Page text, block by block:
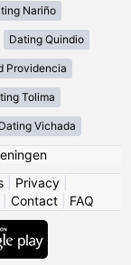
Nariño
Dating Quindio
Providencia
Tolima
Dating Vichada
Privacy
Contact FAQ